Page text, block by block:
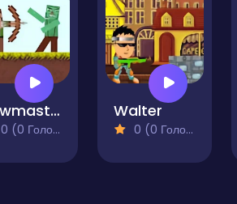
Bowmastery - Zombies!
0 (0 Голосів)
Walter
0 (0 Голосів)